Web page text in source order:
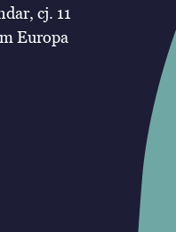
cj. 11
Europa